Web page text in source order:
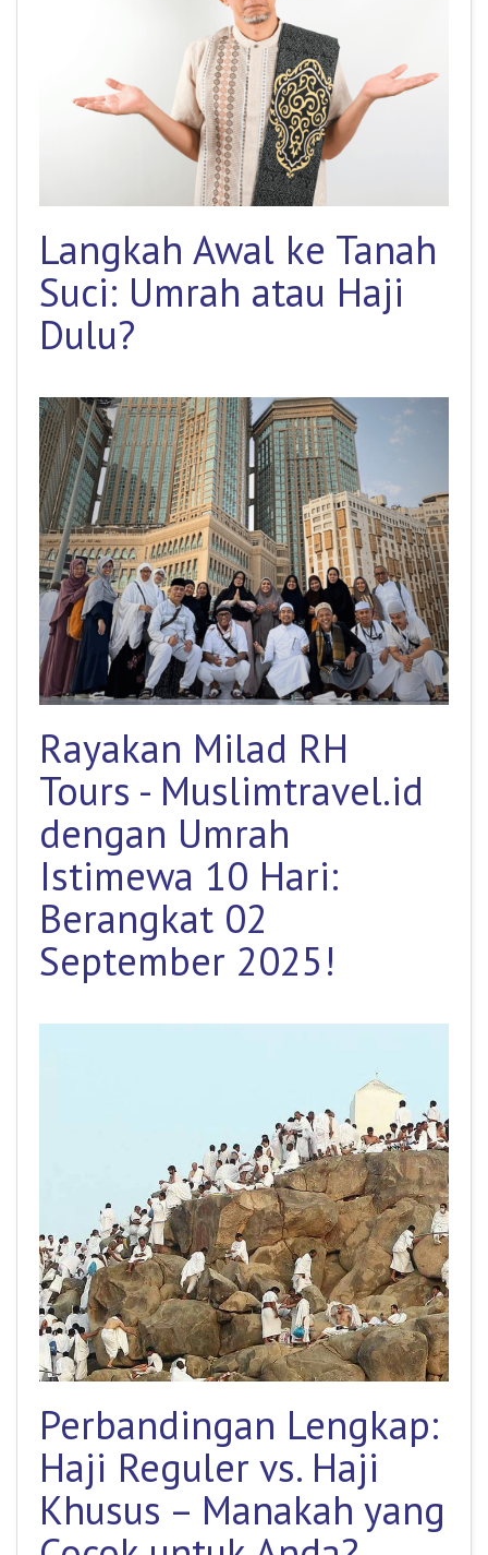
Langkah Awal ke Tanah
Suci: Umrah atau Haji
Dulu?
Rayakan Milad RH
Tours - Muslimtravel.id
dengan Umrah
Istimewa 10 Hari:
Berangkat 02
September 2025!
Perbandingan Lengkap:
Haji Reguler vs. Haji
Khusus – Manakah yang